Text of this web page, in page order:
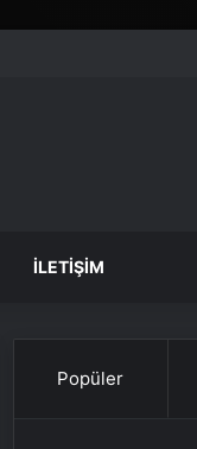
İLETIŞIM
Popüler